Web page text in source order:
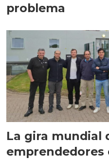
problema
La gira mundial
emprendedores